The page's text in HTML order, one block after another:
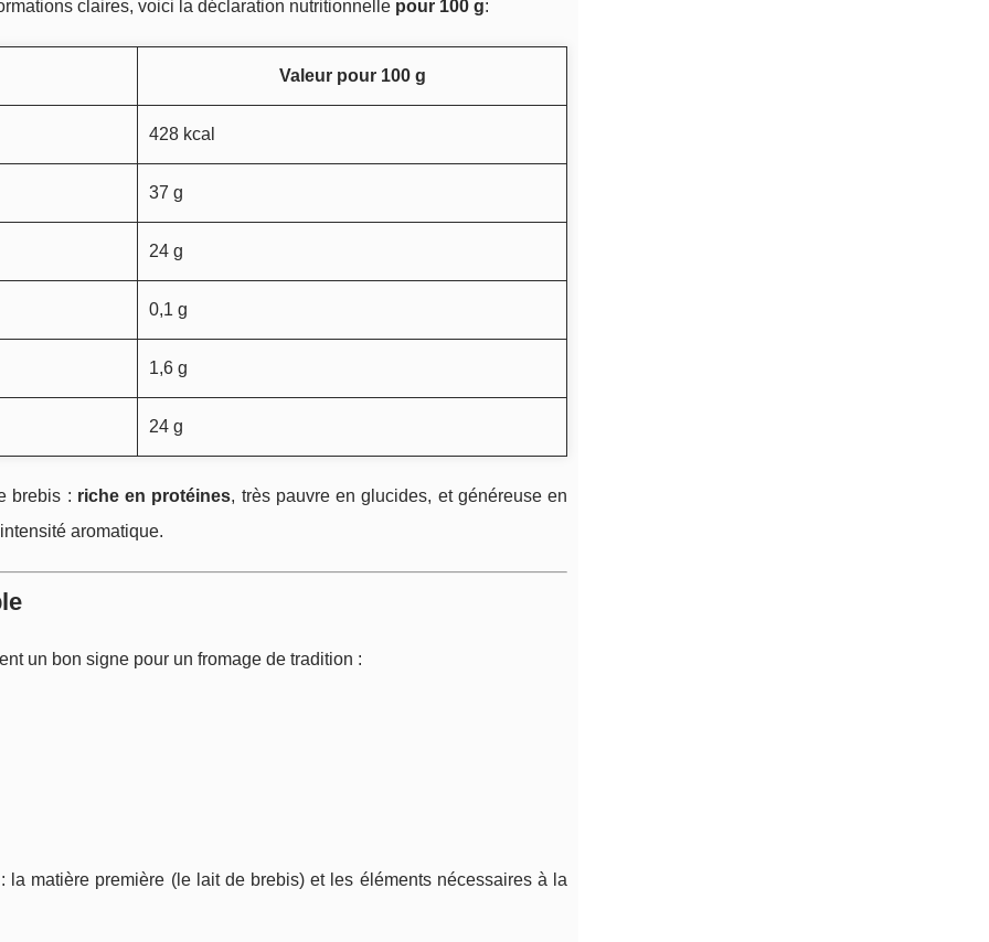
claires, voici la déclaration nutritionnelle pour 100 g:
Valeur pour 100 g
428 kcal
37 g
24 g
0,1 g
1,6 g
24 g
brebis : riche en protéines, très pauvre en glucides, et généreuse en
aromatique.
un bon signe pour un fromage de tradition :
la matière première (le lait de brebis) et les éléments nécessaires à la